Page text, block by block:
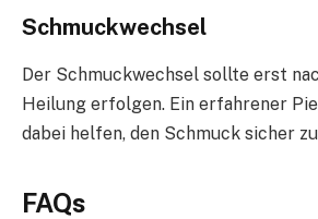
Schmuckwechsel
Der Schmuckwechsel sollte erst
Heilung erfolgen. Ein erfahrener
dabei helfen, den Schmuck sicher
FAQs